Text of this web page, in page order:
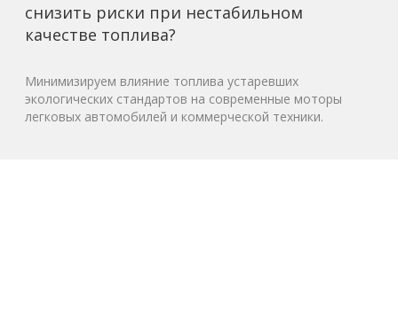
снизить риски при нестабильном
качестве топлива?
Минимизируем влияние топлива устаревших
экологических стандартов на современные моторы
легковых автомобилей и коммерческой техники.